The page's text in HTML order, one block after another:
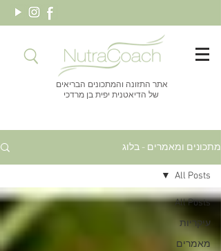
אתר התזונה והמתכונים הבריאים
של הדיאטנית יפית בן מרדכי
מתכונים ומאמרים - בלוג
All Posts
עיקריות
מאמרים
All Posts